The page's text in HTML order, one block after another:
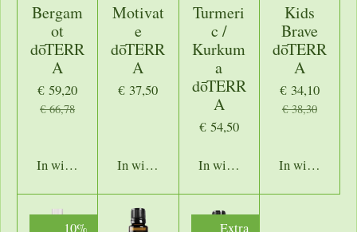
Bergam
ot
dōTERR
A
€ 59,20
€ 66,78
In winkelwagen
Motivat
e
dōTERR
A
€ 37,50
In winkelwagen
Turmeri
c /
Kurkum
a
dōTERR
A
€ 54,50
In winkelwagen
Kids
Brave
dōTERR
A
€ 34,10
€ 38,30
In
10%
Extra